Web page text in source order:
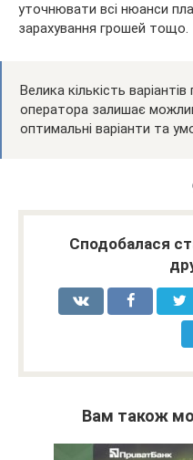
уточнювати всі нюанси
зарахування грошей тощо.
Велика кількість
оператора залишає
оптимальні варіанти та
Сподобалася
Вам також